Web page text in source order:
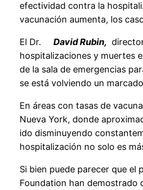
efectividad contra la
vacunación aumenta, los
El Dr. David Rubin,
hospitalizaciones y muertes
de la sala de emergencias
se está volviendo un
En áreas con tasas de
Nueva York, donde
ido disminuyendo
hospitalización no solo es
Si bien puede parecer que el
Foundation han demostrado